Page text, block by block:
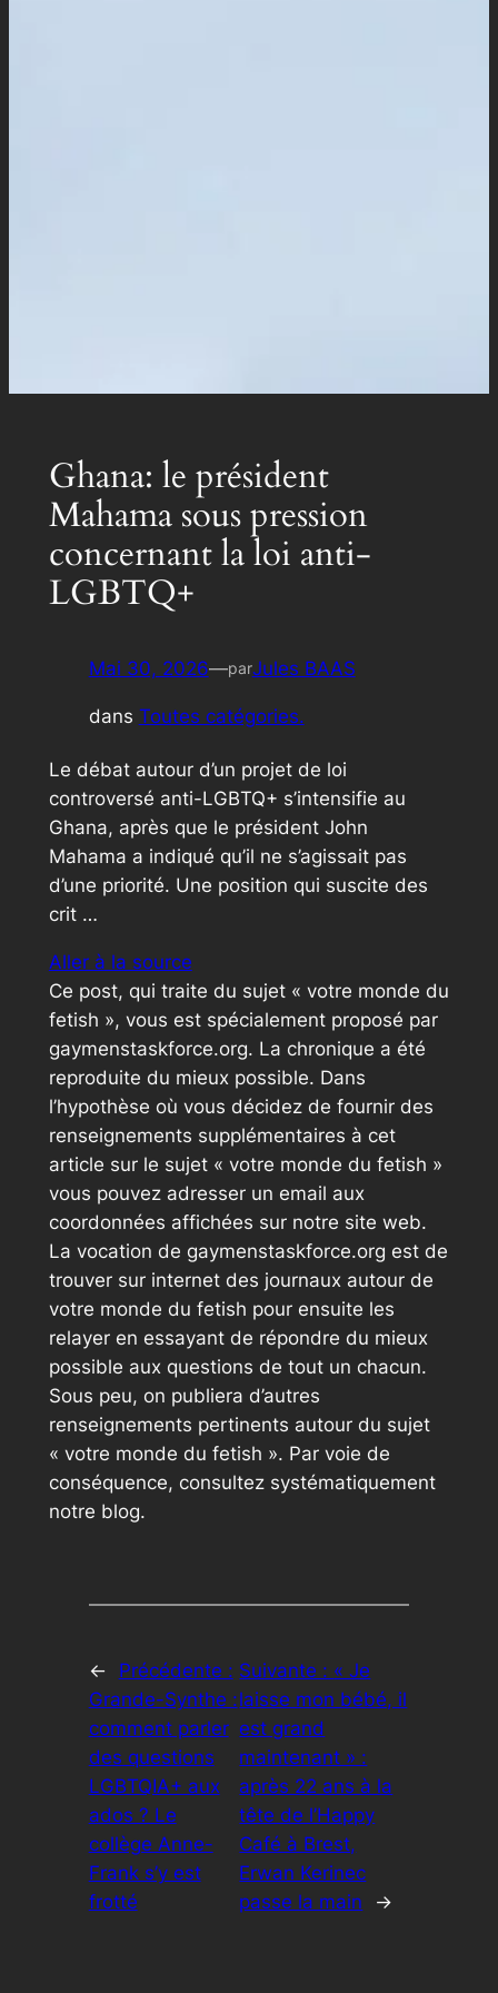
Ghana: le président
Mahama sous pression
concernant la loi anti-
LGBTQ+
Mai 30, 2026—parJules BAAS
dans Toutes catégories.
Le débat autour d’un projet de loi
controversé anti-LGBTQ+ s’intensifie au
Ghana, après que le président John
Mahama a indiqué qu’il ne s’agissait pas
d’une priorité. Une position qui suscite des
crit …
Aller à la source
Ce post, qui traite du sujet « votre monde du
fetish », vous est spécialement proposé par
gaymenstaskforce.org. La chronique a été
reproduite du mieux possible. Dans
l’hypothèse où vous décidez de fournir des
renseignements supplémentaires à cet
article sur le sujet « votre monde du fetish »
vous pouvez adresser un email aux
coordonnées affichées sur notre site web.
La vocation de gaymenstaskforce.org est de
trouver sur internet des journaux autour de
votre monde du fetish pour ensuite les
relayer en essayant de répondre du mieux
possible aux questions de tout un chacun.
Sous peu, on publiera d’autres
renseignements pertinents autour du sujet
« votre monde du fetish ». Par voie de
conséquence, consultez systématiquement
notre blog.
←
Précédente :
Grande-Synthe :
comment parler
des questions
LGBTQIA+ aux
ados ? Le
collège Anne-
Frank s’y est
frotté
Suivante : « Je
laisse mon bébé, il
est grand
maintenant » :
après 22 ans à la
tête de l’Happy
Café à Brest,
Erwan Kerinec
passe la main
→